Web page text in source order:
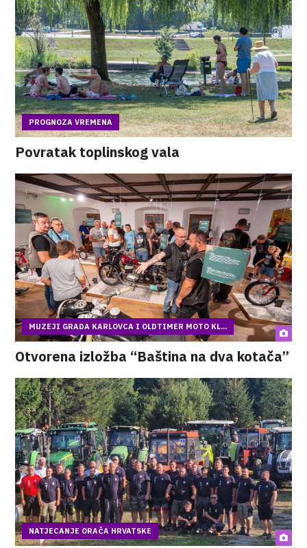
PROGNOZA VREMENA
Povratak toplinskog vala
MUZEJI GRADA KARLOVCA I OLDTIMER MOTO KL...
Otvorena izložba “Baština na dva kotača”
NATJECANJE ORAČA HRVATSKE